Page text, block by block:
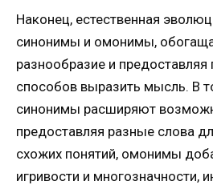
Наконец, естественная
синонимы и омонимы,
разнообразие и
способов выразить мысль. В
синонимы расширяют
предоставляя разные слова
схожих понятий, омонимы
игривости и многозначности,